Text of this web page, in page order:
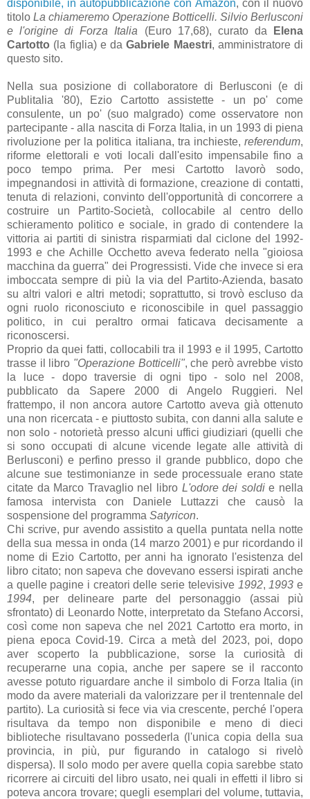
disponibile, in autopubblicazione con Amazon, con il nuovo
titolo La chiameremo Operazione Botticelli. Silvio Berlusconi
e l'origine di Forza Italia (Euro 17,68), curato da
Elena
Cartotto (la figlia) e daGabriele Maestri, amministratore di
questo sito.
Nella sua posizione di collaboratore di Berlusconi (e di
Publitalia '80), Ezio Cartotto assistette - un po' come
consulente, un po' (suo malgrado) come osservatore non
partecipante - alla nascita di Forza Italia, in un 1993 di piena
rivoluzione per la politica italiana, tra inchieste, referendum,
riforme elettorali e voti locali dall'esito impensabile fino a
poco tempo prima. Per mesi Cartotto lavorò sodo,
impegnandosi in attività di formazione, creazione di contatti,
tenuta di relazioni, convinto dell'opportunità di concorrere a
costruire un Partito-Società, collocabile al centro dello
schieramento politico e sociale, in grado di contendere la
vittoria ai partiti di sinistra risparmiati dal ciclone del 1992-
1993 e che Achille Occhetto aveva federato nella "gioiosa
macchina da guerra" dei Progressisti. Vide che invece si era
imboccata sempre di più la via del Partito-Azienda, basato
su altri valori e altri metodi; soprattutto, si trovò escluso da
ogni ruolo riconosciuto e riconoscibile in quel passaggio
politico, in cui peraltro ormai faticava decisamente a
riconoscersi.
Proprio da quei fatti, collocabili tra il 1993 e il 1995, Cartotto
trasse il libro "Operazione Botticelli", che però avrebbe visto
la luce - dopo traversie di ogni tipo - solo nel 2008,
pubblicato da Sapere 2000 di Angelo Ruggieri. Nel
frattempo, il non ancora autore Cartotto aveva già ottenuto
una non ricercata - e piuttosto subita, con danni alla salute e
non solo - notorietà presso alcuni uffici giudiziari (quelli che
si sono occupati di alcune vicende legate alle attività di
Berlusconi) e perfino presso il grande pubblico, dopo che
alcune sue testimonianze in sede processuale erano state
citate da Marco Travaglio nel libro L'odore dei soldie nella
famosa intervista con Daniele Luttazzi che causò la
sospensione del programma Satyricon.
Chi scrive, pur avendo assistito a quella puntata nella notte
della sua messa in onda (14 marzo 2001) e pur ricordando il
nome di Ezio Cartotto, per anni ha ignorato l'esistenza del
libro citato; non sapeva che dovevano essersi ispirati anche
a quelle pagine i creatori delle serie televisive 1992, 1993 e
1994, per delineare parte del personaggio (assai più
sfrontato) di Leonardo Notte, interpretato da Stefano Accorsi,
così come non sapeva che nel 2021 Cartotto era morto, in
piena epoca Covid-19. Circa a metà del 2023, poi, dopo
aver scoperto la pubblicazione, sorse la curiosità di
recuperarne una copia, anche per sapere se il racconto
avesse potuto riguardare anche il simbolo di Forza Italia (in
modo da avere materiali da valorizzare per il trentennale del
partito). La curiosità si fece via via crescente, perché l'opera
risultava da tempo non disponibile e meno di dieci
biblioteche risultavano possederla (l'unica copia della sua
provincia, in più, pur figurando in catalogo si rivelò
dispersa). Il solo modo per avere quella copia sarebbe stato
ricorrere ai circuiti del libro usato, nei quali in effetti il libro si
poteva ancora trovare; quegli esemplari del volume, tuttavia,